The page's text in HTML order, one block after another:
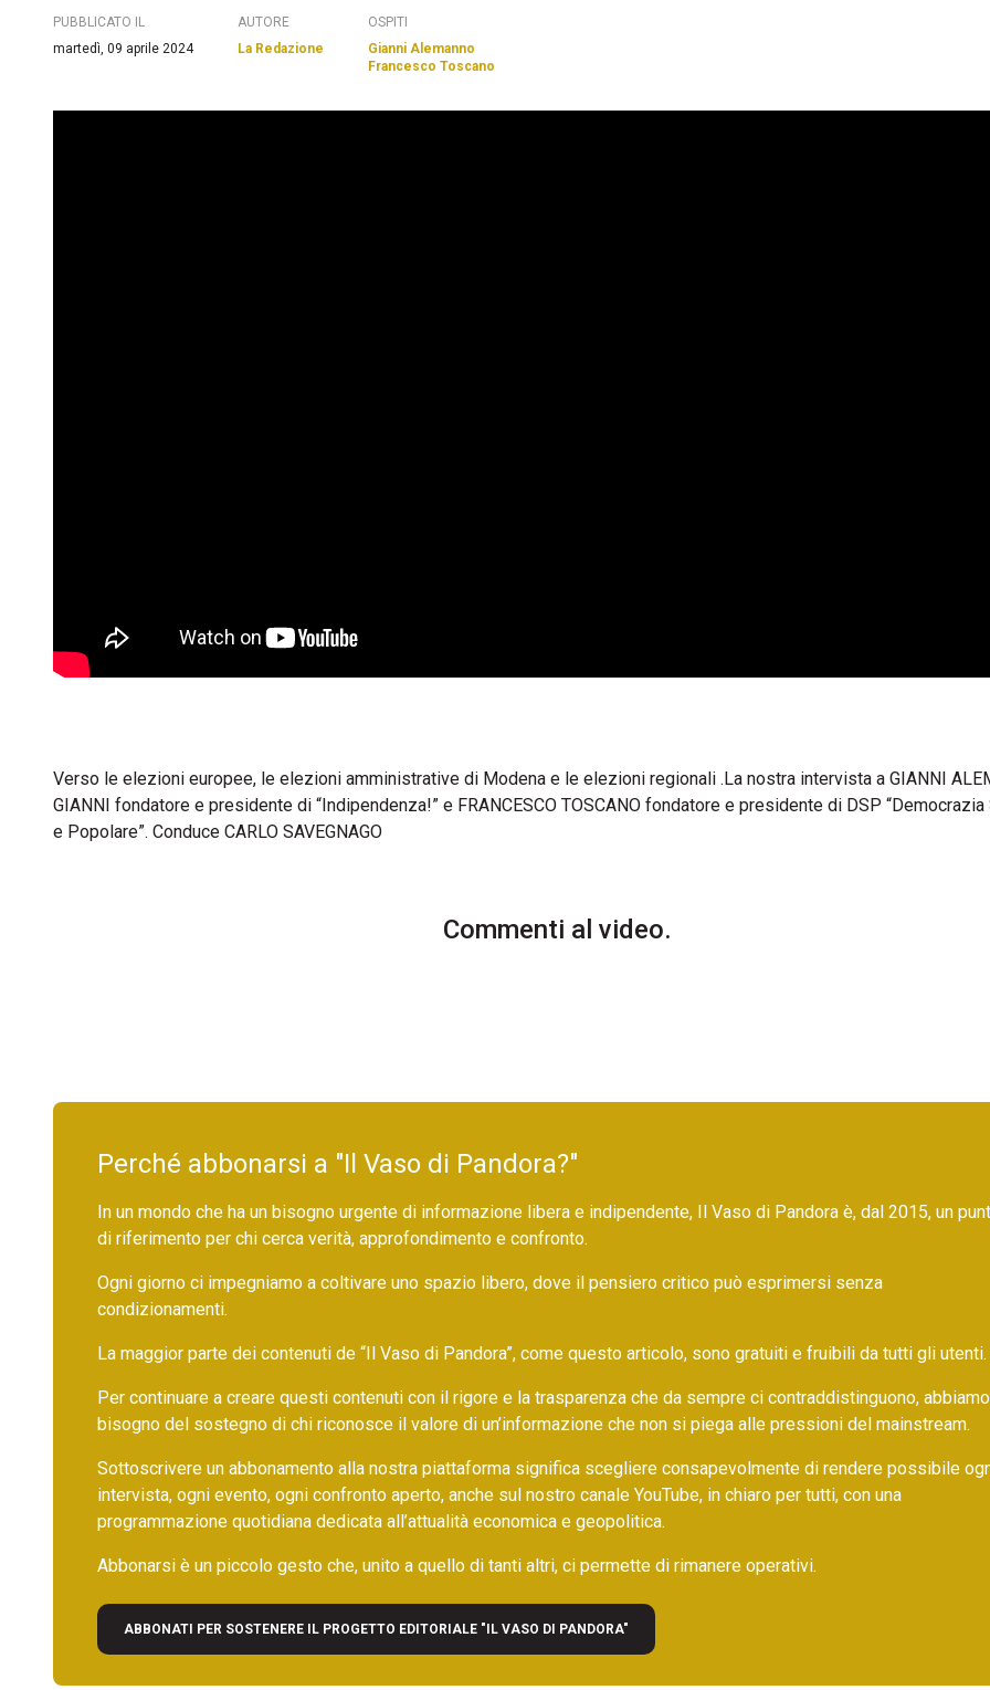
PUBBLICATO IL
martedì, 09 aprile 2024
AUTORE
La Redazione
OSPITI
Gianni Alemanno
Francesco Toscano
Verso le elezioni europee, le elezioni amministrative di Modena e le elezioni regionali .La nostra intervista a GIANNI
GIANNI fondatore e presidente di “Indipendenza!” e FRANCESCO TOSCANO fondatore e presidente di DSP “Democrazia
e Popolare”. Conduce CARLO SAVEGNAGO
Commenti al video.
Perché abbonarsi a "Il Vaso di Pandora?"
In un mondo che ha un bisogno urgente di informazione libera e indipendente, Il Vaso di Pandora è, dal 2015, un
di riferimento per chi cerca verità, approfondimento e confronto.
Ogni giorno ci impegniamo a coltivare uno spazio libero, dove il pensiero critico può esprimersi senza
condizionamenti.
La maggior parte dei contenuti de “Il Vaso di Pandora”, come questo articolo, sono gratuiti e fruibili da tutti gli utenti.
Per continuare a creare questi contenuti con il rigore e la trasparenza che da sempre ci contraddistinguono, abbiamo
bisogno del sostegno di chi riconosce il valore di un’informazione che non si piega alle pressioni del mainstream.
Sottoscrivere un abbonamento alla nostra piattaforma significa scegliere consapevolmente di rendere possibile
intervista, ogni evento, ogni confronto aperto, anche sul nostro canale YouTube, in chiaro per tutti, con una
programmazione quotidiana dedicata all’attualità economica e geopolitica.
Abbonarsi è un piccolo gesto che, unito a quello di tanti altri, ci permette di rimanere operativi.
ABBONATI PER SOSTENERE IL PROGETTO EDITORIALE "IL VASO DI PANDORA"